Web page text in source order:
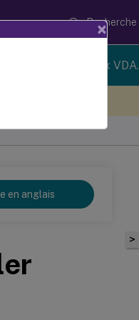
Recherche
version of Linux VDA.
en anglais
>
×